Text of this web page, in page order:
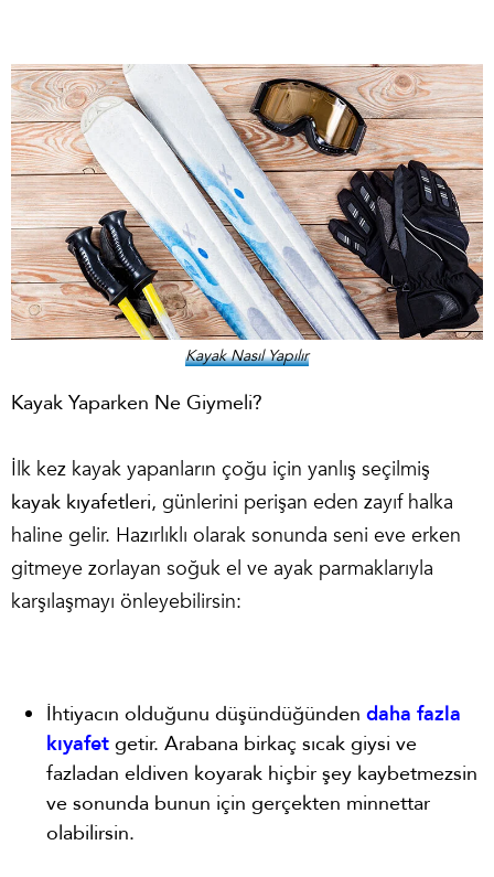
Kayak Nasıl Yapılır
Kayak Yaparken Ne Giymeli?
İlk kez kayak yapanların çoğu için yanlış seçilmiş
kayak kıyafetleri, günlerini perişan eden zayıf halka
haline gelir. Hazırlıklı olarak sonunda seni eve erken
gitmeye zorlayan soğuk el ve ayak parmaklarıyla
karşılaşmayı önleyebilirsin:
İhtiyacın olduğunu düşündüğünden daha fazla
kıyafet getir. Arabana birkaç sıcak giysi ve
fazladan eldiven koyarak hiçbir şey kaybetmezsin
ve sonunda bunun için gerçekten minnettar
olabilirsin.